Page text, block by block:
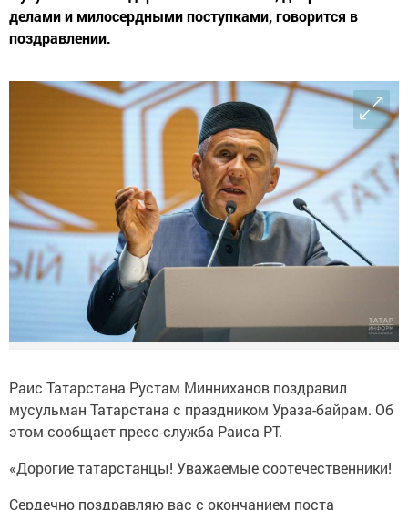
делами и милосердными поступками, говорится в
поздравлении.
Раис Татарстана Рустам Минниханов поздравил
мусульман Татарстана с праздником Ураза-байрам. Об
этом сообщает пресс-служба Раиса РТ.
«Дорогие татарстанцы! Уважаемые соотечественники!
Сердечно поздравляю вас с окончанием поста